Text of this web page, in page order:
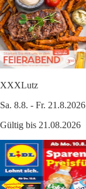
XXXLutz
Sa. 8.8. - Fr. 21.8.2026
Gültig bis 21.08.2026